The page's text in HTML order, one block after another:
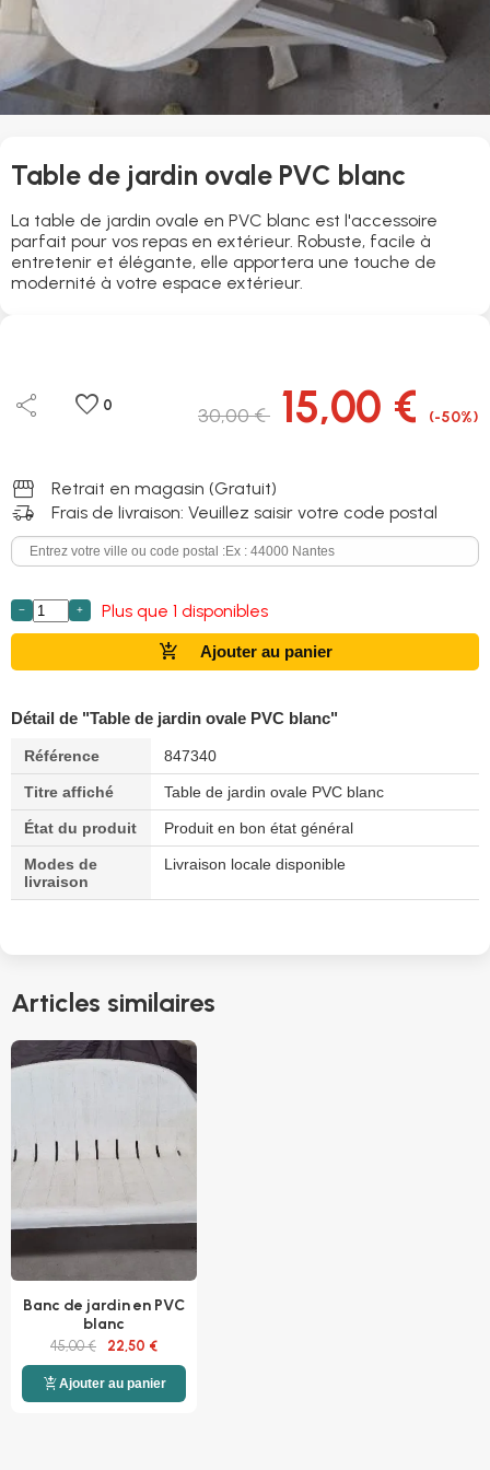
Table de jardin ovale PVC blanc
La table de jardin ovale en PVC blanc est l'accessoire
parfait pour vos repas en extérieur. Robuste, facile à
entretenir et élégante, elle apportera une touche de
modernité à votre espace extérieur.
share favorite 0 30,00 € 15,00 € (-50%)
storefront Retrait en magasin (Gratuit)
delivery_truck_speed Frais de livraison: Veuillez saisir votre code postal
− + Plus que 1 disponibles
add_shopping_cart Ajouter au panier
Détail de "Table de jardin ovale PVC blanc"
Référence 847340
Titre affiché Table de jardin ovale PVC blanc
État du produit Produit en bon état général
Modes de
livraison
Livraison locale disponible
Articles similaires
Banc de jardin en PVC
blanc
45,00 € 22,50 €
add_shopping_cartAjouter au panier